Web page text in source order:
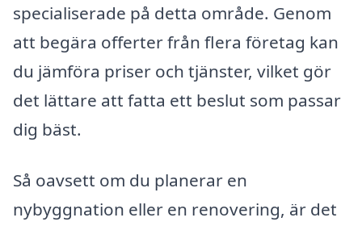
specialiserade på detta område. Genom
att begära offerter från flera företag kan
du jämföra priser och tjänster, vilket gör
det lättare att fatta ett beslut som passar
dig bäst.
Så oavsett om du planerar en
nybyggnation eller en renovering, är det